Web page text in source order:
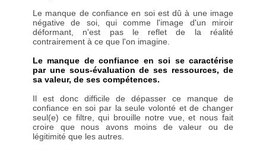
Le manque de confiance en soi est dû à une image
négative de soi, qui comme l'image d'un miroir
déformant, n'est pas le reflet de la réalité
contrairement à ce que l'on imagine.
Le manque de confiance en soi se caractérise
par une sous-évaluation de ses ressources, de
sa valeur, de ses compétences.
Il est donc difficile de dépasser ce manque de
confiance en soi par la seule volonté et de changer
seul(e) ce filtre, qui brouille notre vue, et nous fait
croire que nous avons moins de valeur ou de
légitimité que les autres.